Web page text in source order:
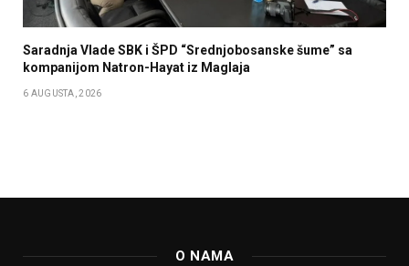
Saradnja Vlade SBK i ŠPD “Srednjobosanske šume” sa
kompanijom Natron-Hayat iz Maglaja
6 AUGUSTA, 2026
O NAMA